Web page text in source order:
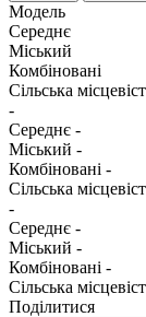
Модель
Середнє
Міський
Комбіновані
Сільська
-
Середнє -
Міський -
Комбіновані -
Сільська
-
Середнє -
Міський -
Комбіновані -
Сільська
Поділитися